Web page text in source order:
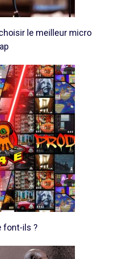
le meilleur micro
font-ils ?